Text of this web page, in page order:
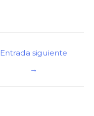
Entrada siguiente
→